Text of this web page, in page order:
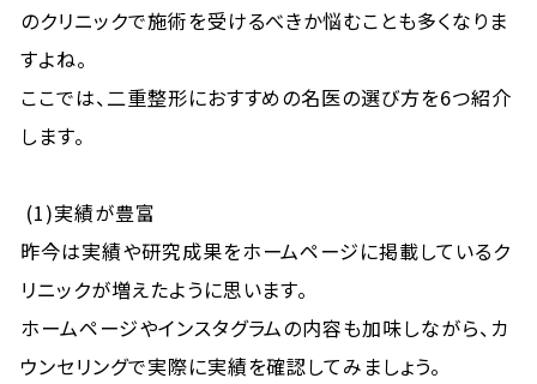
のクリニックで施術を受けるべきか悩むことも多くなりま
すよね。
ここでは、二重整形におすすめの名医の選び方を6つ紹介
します。
(1)実績が豊富
昨今は実績や研究成果をホームページに掲載しているク
リニックが増えたように思います。
ホームページやインスタグラムの内容も加味しながら、カ
ウンセリングで実際に実績を確認してみましょう。